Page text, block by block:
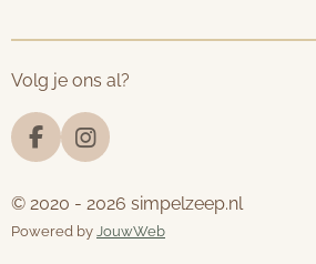
Volg je ons al?
F
a
e
b
I
n
t
a
© 2020 - 2026 simpelzeep.nl
Powered by JouwWeb